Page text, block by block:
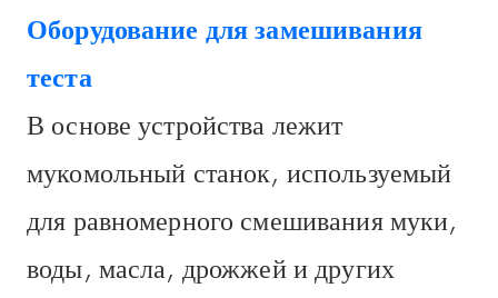
Оборудование для замешивания
теста
В основе устройства лежит
мукомольный станок, используемый
для равномерного смешивания муки,
воды, масла, дрожжей и других